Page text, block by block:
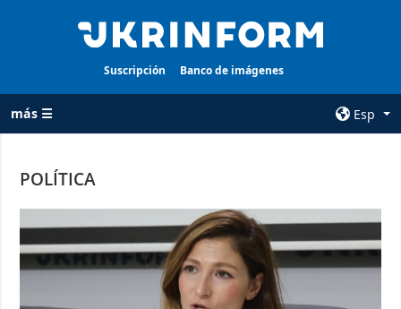
Suscripción Banco de imágenes
más ☰
Esp
CATEGORÍAS
Guerra
Reconstrucción
sobre la agencia
contacto
condiciones de
suscripción
POLÍTICA